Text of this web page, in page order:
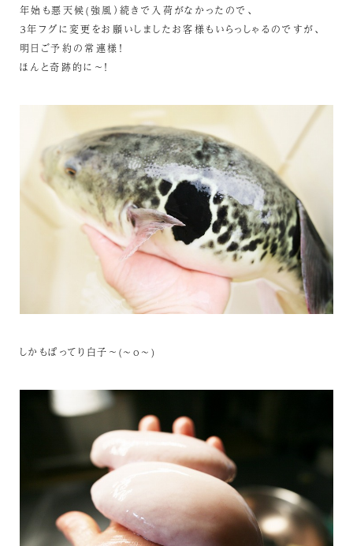
年始も悪天候(強風）続きで入荷がなかったので、
３年フグに変更をお願いしましたお客様もいらっしゃるのですが、
明日ご予約の常連様！
ほんと奇跡的に～！
しかもぽってり白子～(~o~)